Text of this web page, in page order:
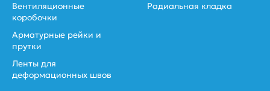
Вентиляционные
коробочки
Арматурные рейки и
прутки
Ленты для
деформационных швов
Радиальная кладка